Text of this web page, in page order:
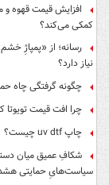
افزایش قیمت قهوه و
کمکی می‌کند؟
رسانه؛ از «پمپاژِ
نیاز دارد؟
چگونه گرفتگی چاه
چرا افت قیمت
چاپ uv dtf چیست؟
شکافِ عمیق میان
سیاست‌هایِ حمایتی